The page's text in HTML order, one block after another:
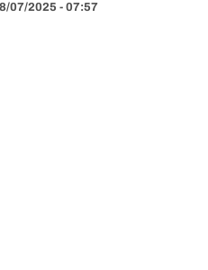
07/2025 - 07:57